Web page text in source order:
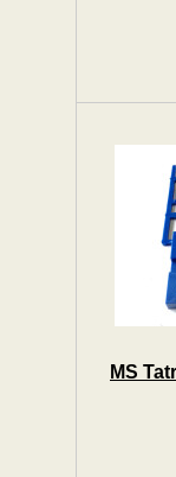
MS